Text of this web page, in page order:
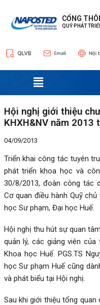
CỔNG
QUỸ PHÁT
Menu
Hội nghị giới thiệu
KHXH&NV năm 2013
04/09/2013
Triển khai công tác tuyên
phát triển khoa học và
30/8/2013, đoàn công tác
Cơ quan điều hành Quỹ
học Sư phạm, Đại học Huế.
Hội nghị thu hút sự quan
quản lý, các giảng viên
Khoa học Huế. PGS.TS
học Sư phạm Huế cũng
và phát biểu tại Hội nghị.
Sau khi giới thiệu tổng
hướng
bài